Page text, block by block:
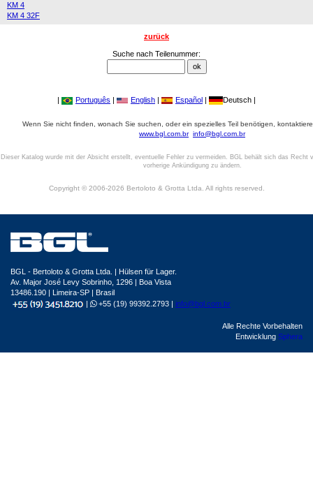
KM 4
KM 4 32F
zurück
Suche nach Teilenummer:
| Português | English | Español | Deutsch |
Wenn Sie nicht finden, wonach Sie suchen, oder ein spezielles Teil benötigen,
www.bgl.com.br info@bgl.com.br
Dieser Katalog wurde mit der Absicht erstellt, eventuelle Fehler zu vermeiden. BGL behält sich das Recht
vorherige Ankündigung zu ändern.
Copyright © 2006-2026 Bertoloto & Grotta Ltda. All rights reserved.
BGL - Bertoloto & Grotta Ltda. | Hülsen für Lager.
Av. Major José Levy Sobrinho, 1296 | Boa Vista
13486.190 | Limeira-SP | Brasil
|
+55 (19) 99392.2793 | info@bgl.com.br
Alle Rechte Vorbehalten
Entwicklung Sphera